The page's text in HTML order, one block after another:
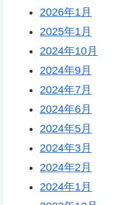
2026年1月
2025年1月
2024年10月
2024年9月
2024年7月
2024年6月
2024年5月
2024年3月
2024年2月
2024年1月